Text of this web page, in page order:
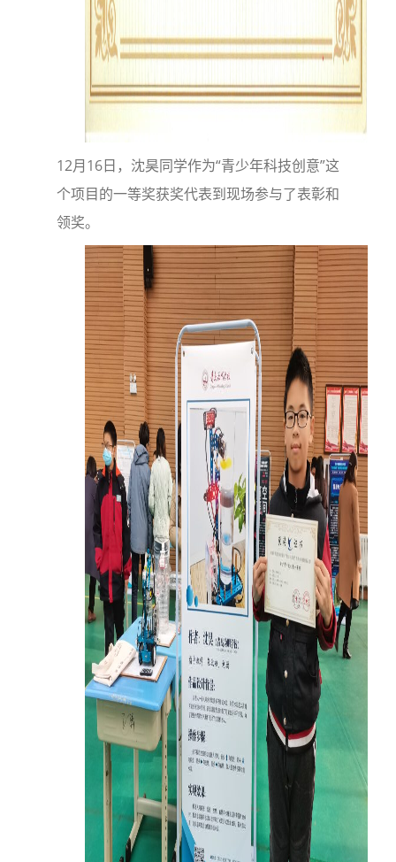
12月16日，沈昊同学作为“青少年科技创意”这
个项目的一等奖获奖代表到现场参与了表彰和
领奖。